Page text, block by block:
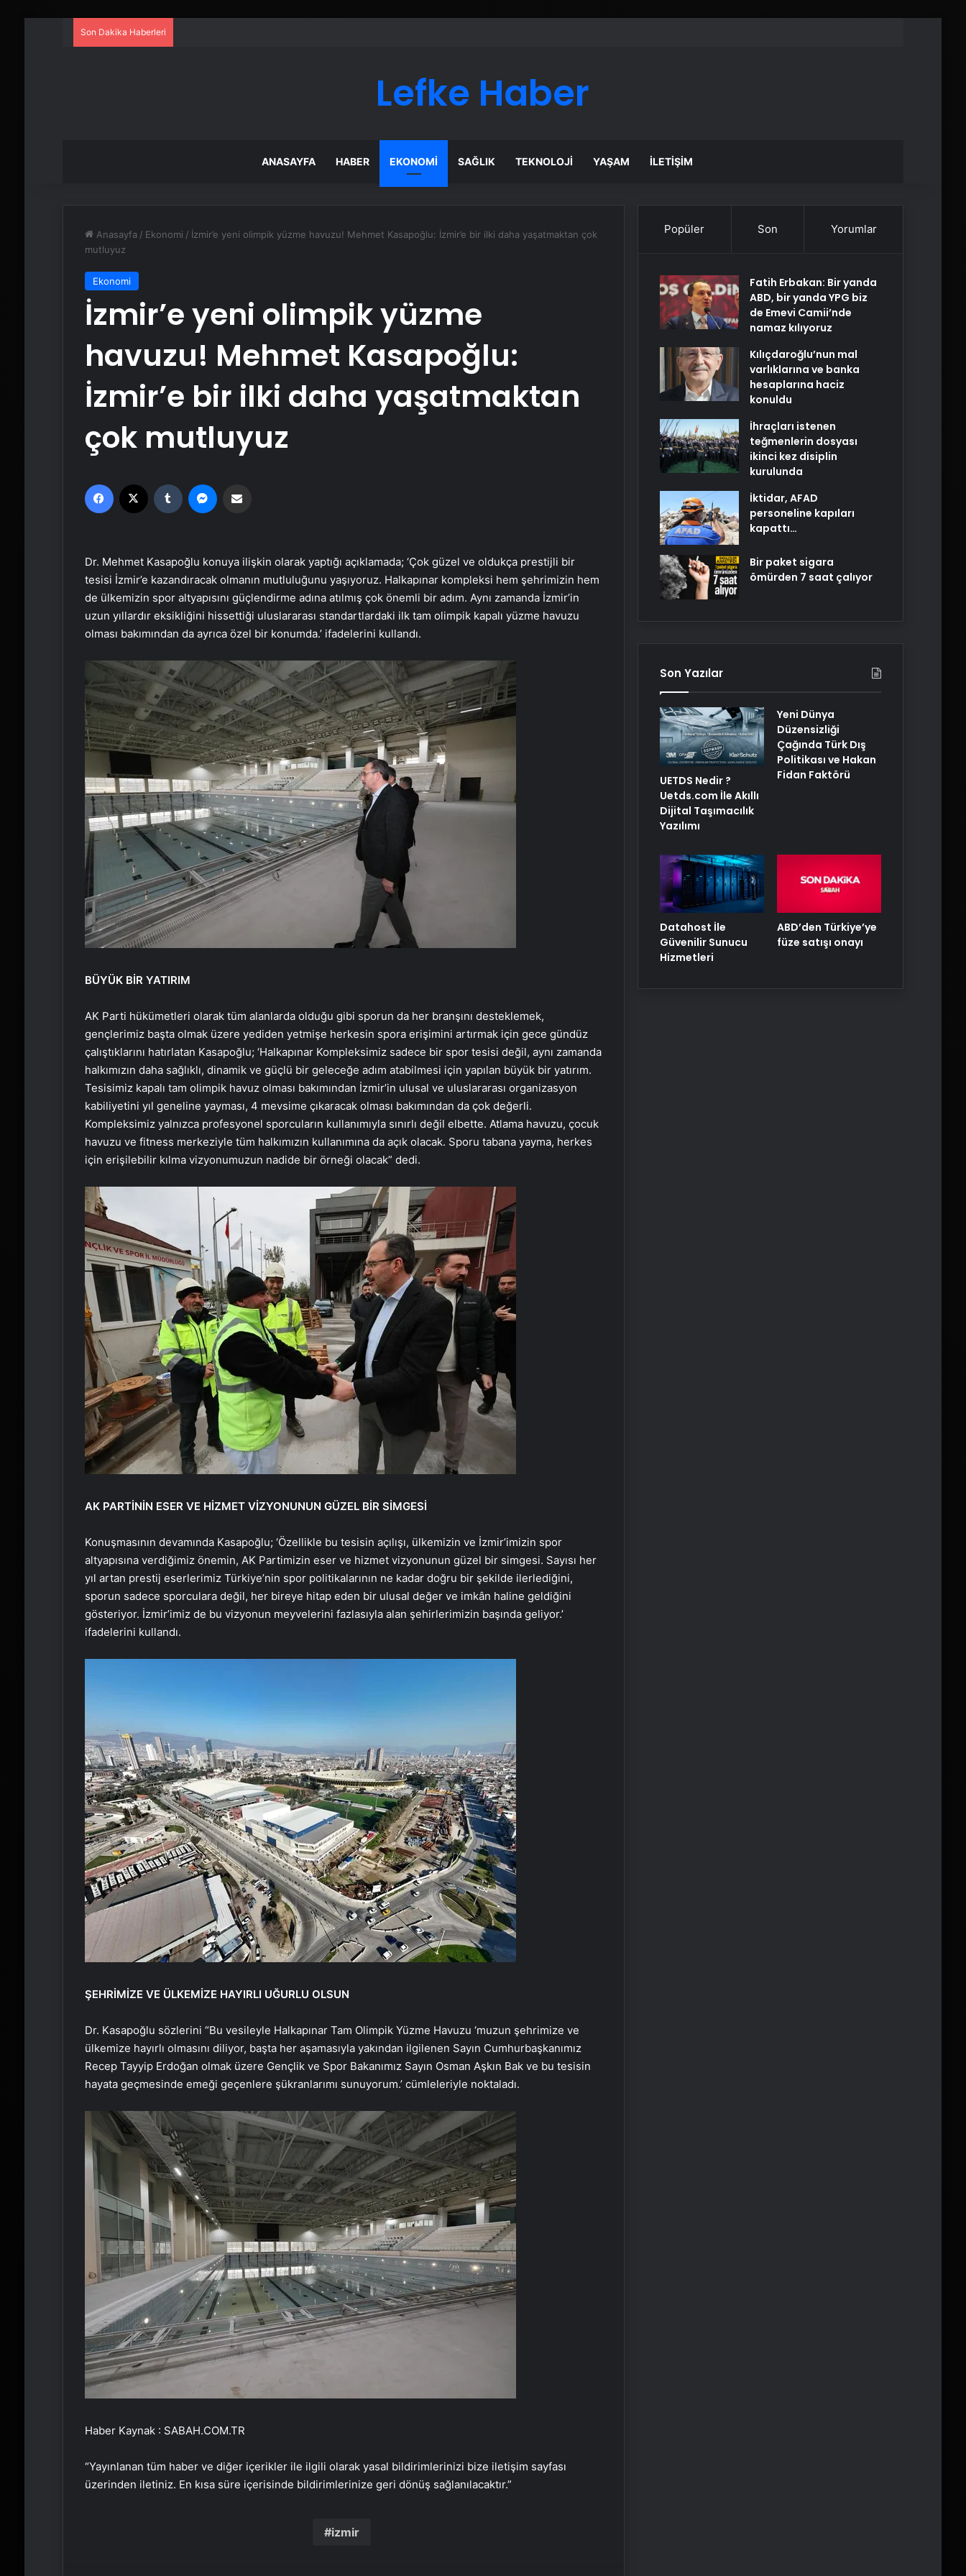
Son Dakika Haberleri
Lefke Haber
ANASAYFA HABER EKONOMI SAĞLIK TEKNOLOJI YAŞAM İLETIŞIM
Anasayfa / Ekonomi / İzmir’e yeni olimpik yüzme havuzu! Mehmet Kasapoğlu: İzmir’e bir ilki daha yaşatmaktan çok
mutluyuz
Ekonomi
İzmir’e yeni olimpik yüzme
havuzu! Mehmet Kasapoğlu:
İzmir’e bir ilki daha yaşatmaktan
çok mutluyuz
Facebook Tumblr
Dr. Mehmet Kasapoğlu konuya ilişkin olarak yaptığı açıklamada; ‘Çok güzel ve oldukça prestijli bir
tesisi İzmir’e kazandıracak olmanın mutluluğunu yaşıyoruz. Halkapınar kompleksi hem şehrimizin hem
de ülkemizin spor altyapısını güçlendirme adına atılmış çok önemli bir adım. Aynı zamanda İzmir’in
uzun yıllardır eksikliğini hissettiği uluslararası standartlardaki ilk tam olimpik kapalı yüzme havuzu
olması bakımından da ayrıca özel bir konumda.’ ifadelerini kullandı.
BÜYÜK BİR YATIRIM
AK Parti hükümetleri olarak tüm alanlarda olduğu gibi sporun da her branşını desteklemek,
gençlerimiz başta olmak üzere yediden yetmişe herkesin spora erişimini artırmak için gece gündüz
çalıştıklarını hatırlatan Kasapoğlu; ‘Halkapınar Kompleksimiz sadece bir spor tesisi değil, aynı zamanda
halkımızın daha sağlıklı, dinamik ve güçlü bir geleceğe adım atabilmesi için yapılan büyük bir yatırım.
Tesisimiz kapalı tam olimpik havuz olması bakımından İzmir’in ulusal ve uluslararası organizasyon
kabiliyetini yıl geneline yayması, 4 mevsime çıkaracak olması bakımından da çok değerli.
Kompleksimiz yalnızca profesyonel sporcuların kullanımıyla sınırlı değil elbette. Atlama havuzu, çocuk
havuzu ve fitness merkeziyle tüm halkımızın kullanımına da açık olacak. Sporu tabana yayma, herkes
için erişilebilir kılma vizyonumuzun nadide bir örneği olacak” dedi.
AK PARTİNİN ESER VE HİZMET VİZYONUNUN GÜZEL BİR SİMGESİ
Konuşmasının devamında Kasapoğlu; ‘Özellikle bu tesisin açılışı, ülkemizin ve İzmir’imizin spor
altyapısına verdiğimiz önemin, AK Partimizin eser ve hizmet vizyonunun güzel bir simgesi. Sayısı her
yıl artan prestij eserlerimiz Türkiye’nin spor politikalarının ne kadar doğru bir şekilde ilerlediğini,
sporun sadece sporculara değil, her bireye hitap eden bir ulusal değer ve imkân haline geldiğini
gösteriyor. İzmir’imiz de bu vizyonun meyvelerini fazlasıyla alan şehirlerimizin başında geliyor.’
ifadelerini kullandı.
ŞEHRİMİZE VE ÜLKEMİZE HAYIRLI UĞURLU OLSUN
Dr. Kasapoğlu sözlerini “Bu vesileyle Halkapınar Tam Olimpik Yüzme Havuzu ‘muzun şehrimize ve
ülkemize hayırlı olmasını diliyor, başta her aşamasıyla yakından ilgilenen Sayın Cumhurbaşkanımız
Recep Tayyip Erdoğan olmak üzere Gençlik ve Spor Bakanımız Sayın Osman Aşkın Bak ve bu tesisin
hayata geçmesinde emeği geçenlere şükranlarımı sunuyorum.’ cümleleriyle noktaladı.
Haber Kaynak : SABAH.COM.TR
“Yayınlanan tüm haber ve diğer içerikler ile ilgili olarak yasal bildirimlerinizi bize iletişim sayfası
üzerinden iletiniz. En kısa süre içerisinde bildirimlerinize geri dönüş sağlanılacaktır.”
izmir
Ünlü Kazak grubu HasSak ilk kez
Popüler Son Yorumlar
Fatih Erbakan: Bir yanda
ABD, bir yanda YPG biz
de Emevi Camii’nde
namaz kılıyoruz
Kılıçdaroğlu’nun mal
varlıklarına ve banka
hesaplarına haciz
konuldu
İhraçları istenen
teğmenlerin dosyası
ikinci kez disiplin
kurulunda
İktidar, AFAD
personeline kapıları
kapattı…
Bir paket sigara
ömürden 7 saat çalıyor
Son Yazılar
UETDS Nedir ?
Uetds.com İle Akıllı
Dijital Taşımacılık
Yazılımı
Yeni Dünya
Düzensizliği
Çağında Türk Dış
Politikası ve Hakan
Fidan Faktörü
Datahost İle
Güvenilir Sunucu
Hizmetleri
ABD’den Türkiye’ye
füze satışı onayı